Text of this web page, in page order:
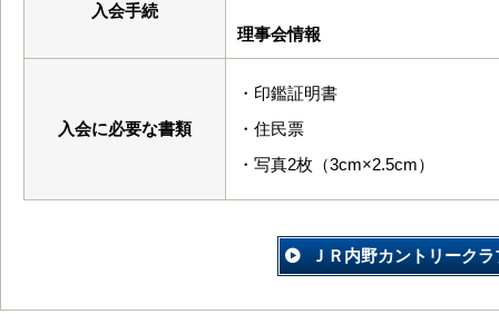
入会手続
理事会情報
入会に必要な書類
・印鑑証明書
・住民票
・写真2枚（3cm×2.5cm）
ＪＲ内野カントリーク